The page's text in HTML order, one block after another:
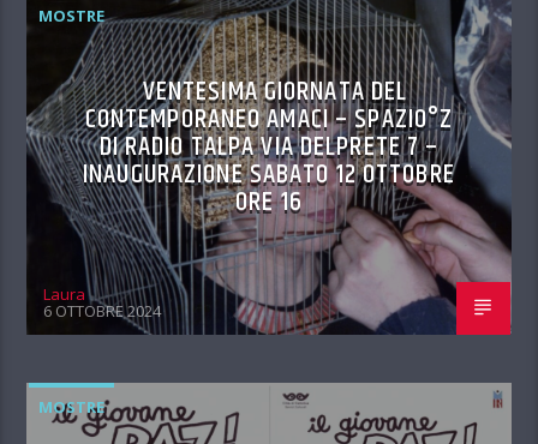
MOSTRE
VENTESIMA GIORNATA DEL
CONTEMPORANEO AMACI – SPAZIO°Z
DI RADIO TALPA VIA DELPRETE 7 –
INAUGURAZIONE SABATO 12 OTTOBRE
ORE 16
Laura
6 OTTOBRE 2024
MOSTRE